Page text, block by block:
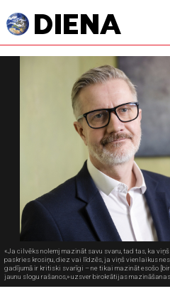
«Ja cilvēks nolemj mazināt savu svaru, tad tas, ka
paskries krosiņu, diez vai līdzēs, ja viņš vienlaikus
gadījumā ir kritiski svarīgi – ne tikai mazināt esošo
jaunu slogu rašanos,» uzsver birokrātijas